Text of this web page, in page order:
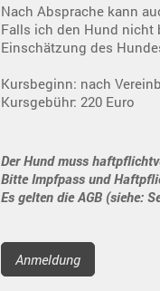
Nach Absprache kann
Falls ich den Hund nicht
Einschätzung des
Kursbeginn: nach
Kursgebühr: 220 Euro
Der Hund muss
Bitte Impfpass und
Es gelten die AGB (siehe:
Anmeldung